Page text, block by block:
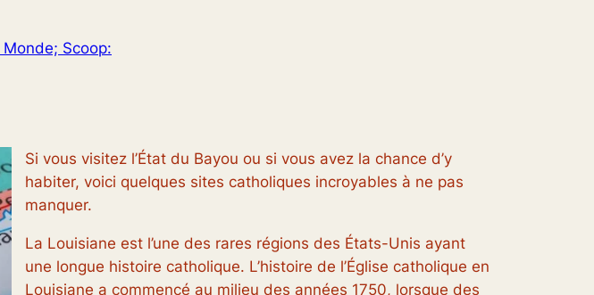
Scoop:
Si vous visitez l’État du Bayou ou si vous avez la chance d’y
habiter, voici quelques sites catholiques incroyables à ne pas
manquer.
La Louisiane est l’une des rares régions des États-Unis ayant
une longue histoire catholique. L’histoire de l’Église catholique en
Louisiane a commencé au milieu des années 1750, lorsque des